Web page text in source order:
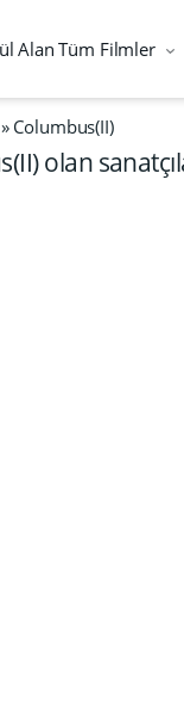
Alan Tüm Filmler
» Columbus(II)
olan